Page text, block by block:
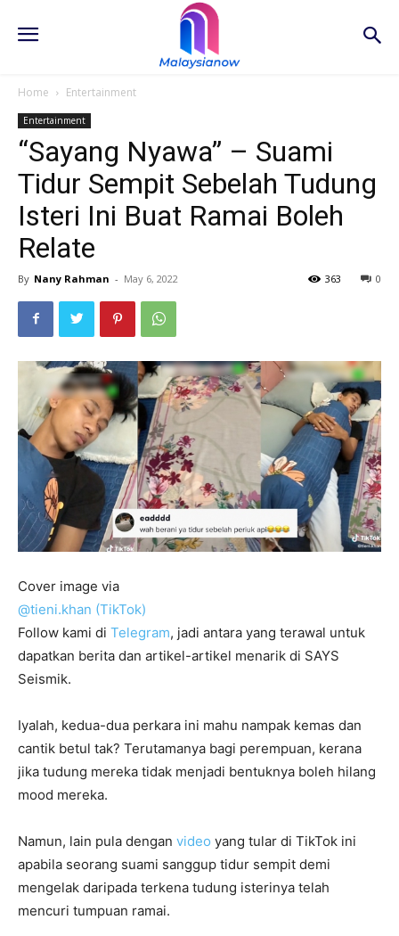
Home Entertainment
Entertainment
“Sayang Nyawa” – Suami
Tidur Sempit Sebelah Tudung
Isteri Ini Buat Ramai Boleh
Relate
By Nany Rahman - May 6, 2022 0
363
Cover image via
@tieni.khan (TikTok)
Follow kami di Telegram, jadi antara yang terawal untuk
dapatkan berita dan artikel-artikel menarik di SAYS
Seismik.
Iyalah, kedua-dua perkara ini mahu nampak kemas dan
cantik betul tak? Terutamanya bagi perempuan, kerana
jika tudung mereka tidak menjadi bentuknya boleh hilang
mood mereka.
Namun, lain pula dengan video yang tular di TikTok ini
apabila seorang suami sanggup tidur sempit demi
mengelak daripada terkena tudung isterinya telah
mencuri tumpuan ramai.